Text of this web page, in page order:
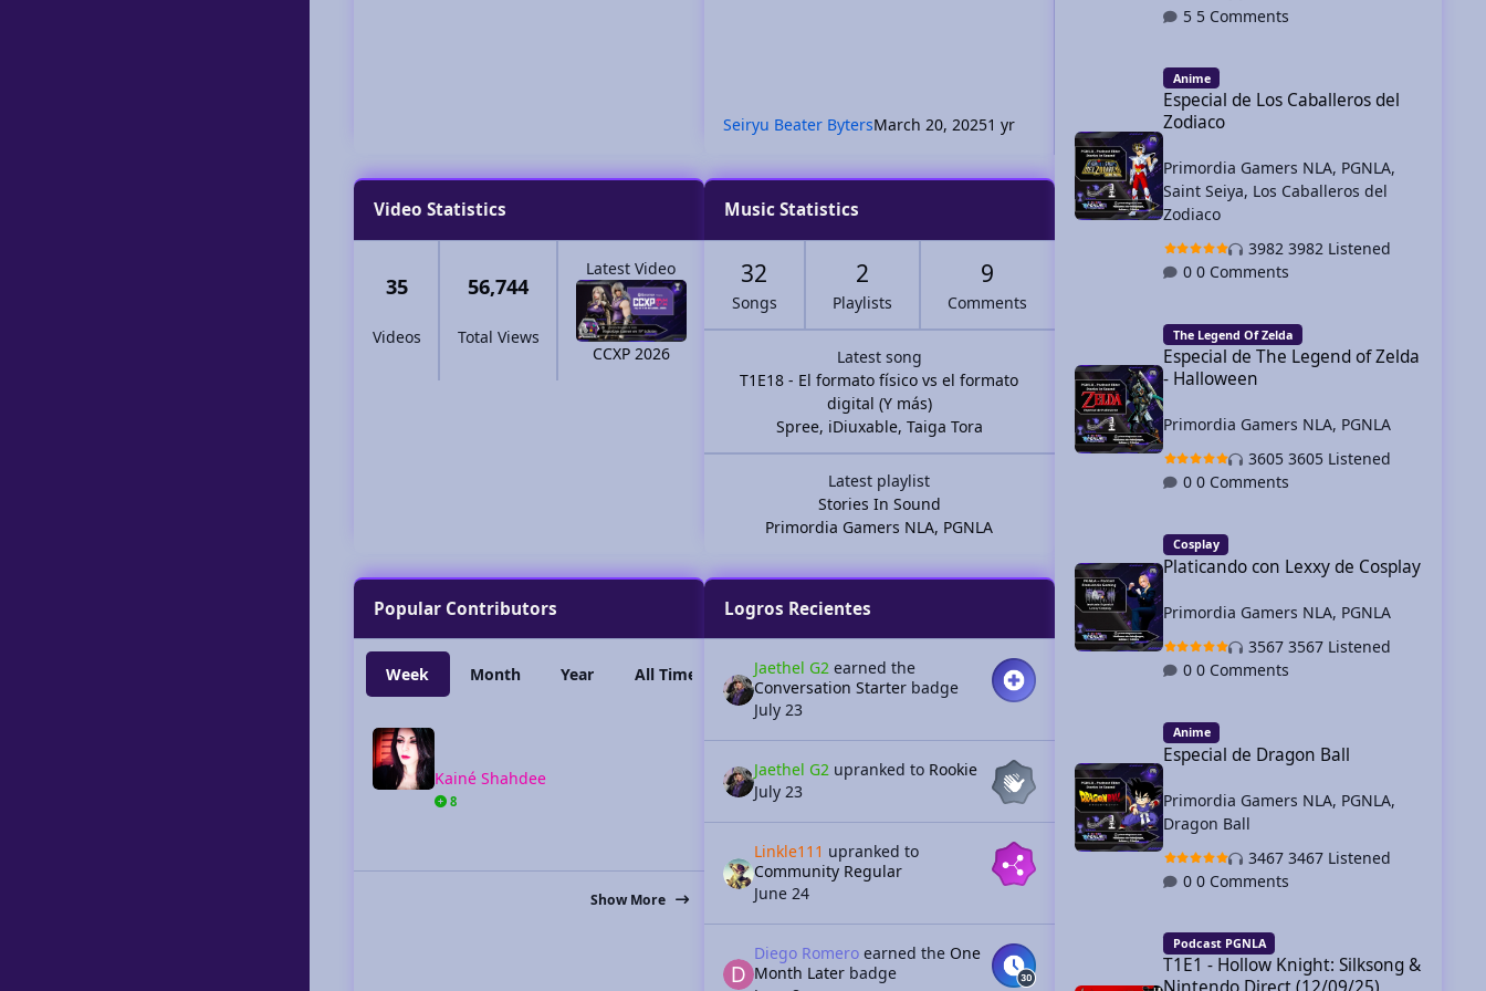
Seiryu Beater BytersMarch 20, 20251 yr Spree
Video Statistics
35
Videos
56,744
Total Views
Latest Video
CCXP 2026
Music Statistics
32
Songs
2
Playlists
9
Comments
Latest song
T1E18 - El formato físico vs el formato
digital (Y más)
Spree, iDiuxable, Taiga Tora
Latest playlist
Stories In Sound
Primordia Gamers NLA, PGNLA
Popular Contributors
Week Month Year All Time
Kainé Shahdee
8
Show More
Logros Recientes
Jaethel G2 earned the
Conversation Starter badge
July 23
Jaethel G2 upranked to Rookie
July 23
Linkle111 upranked to
Community Regular
June 24
Diego Romero earned theOne
Month Later badge
5 Comments
Anime
Especial de Los Caballeros del
Zodiaco
Primordia Gamers NLA, PGNLA,
Saint Seiya, Los Caballeros del
Zodiaco
3982 Listened
0 Comments
The Legend Of Zelda
Especial de The Legend of Zelda
- Halloween
Primordia Gamers NLA, PGNLA
3605 Listened
0 Comments
Cosplay
Platicando con Lexxy de Cosplay
Primordia Gamers NLA, PGNLA
3567 Listened
0 Comments
Anime
Especial de Dragon Ball
Primordia Gamers NLA, PGNLA,
Dragon Ball
3467 Listened
0 Comments
T1E1 - Hollow Knight: Silksong & Nintendo Direct (12/09/
Podcast PGNLA
T1E1 - Hollow Knight: Silksong &